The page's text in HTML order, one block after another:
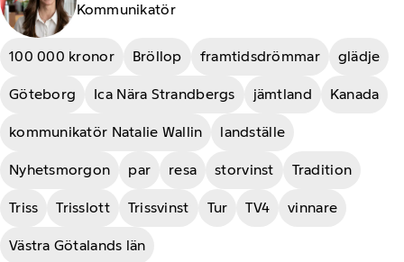
Kommunikatör
100 000 kronor Bröllop framtidsdrömmar glädje
Göteborg Ica Nära Strandbergs jämtland Kanada
kommunikatör Natalie Wallin landställe
Nyhetsmorgon par resa storvinst Tradition
Triss Trisslott Trissvinst Tur TV4 vinnare
Västra Götalands län